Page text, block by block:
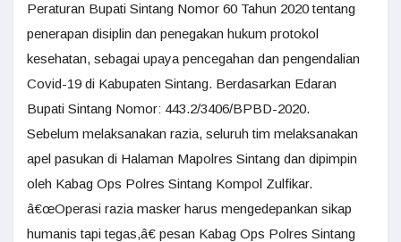
Peraturan Bupati Sintang Nomor 60 Tahun 2020 tentang
penerapan disiplin dan penegakan hukum protokol
kesehatan, sebagai upaya pencegahan dan pengendalian
Covid-19 di Kabupaten Sintang. Berdasarkan Edaran
Bupati Sintang Nomor: 443.2/3406/BPBD-2020.
Sebelum melaksanakan razia, seluruh tim melaksanakan
apel pasukan di Halaman Mapolres Sintang dan dipimpin
oleh Kabag Ops Polres Sintang Kompol Zulfikar.
â€œOperasi razia masker harus mengedepankan sikap
humanis tapi tegas,â€ pesan Kabag Ops Polres Sintang